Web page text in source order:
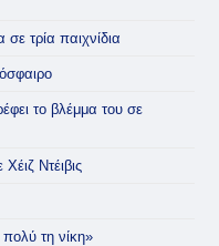
τρία παιχνίδια
το βλέμμα του σε
Ντέιβις
τη νίκη»